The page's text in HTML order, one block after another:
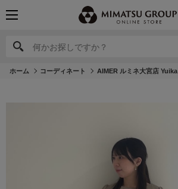
何かお探しですか？
何かお探しですか？
ホーム コーディネート AIMER ルミネ大宮店 Yuika